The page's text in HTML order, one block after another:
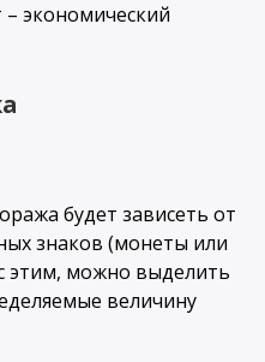
– экономический
будет зависеть от
знаков (монеты или
этим, можно выделить
величину